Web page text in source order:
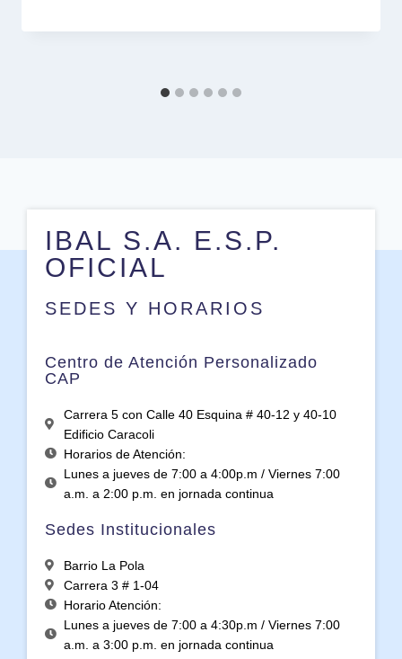
IBAL S.A. E.S.P.
OFICIAL
SEDES Y HORARIOS
Centro de Atención Personalizado
CAP
Carrera 5 con Calle 40 Esquina # 40-12 y 40-10
Edificio Caracoli
Horarios de Atención:
Lunes a jueves de 7:00 a 4:00p.m / Viernes 7:00
a.m. a 2:00 p.m. en jornada continua
Sedes Institucionales
Barrio La Pola
Carrera 3 # 1-04
Horario Atención:
Lunes a jueves de 7:00 a 4:30p.m / Viernes 7:00
a.m. a 3:00 p.m. en jornada continua